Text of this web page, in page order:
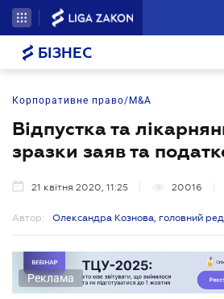
БІЗНЕС
Корпоративне право/M&A
Відпустка та
зразки заяв та
21 квітня 2020, 11:25 20016
Автор: Олександра Кознова, головний
Реклама